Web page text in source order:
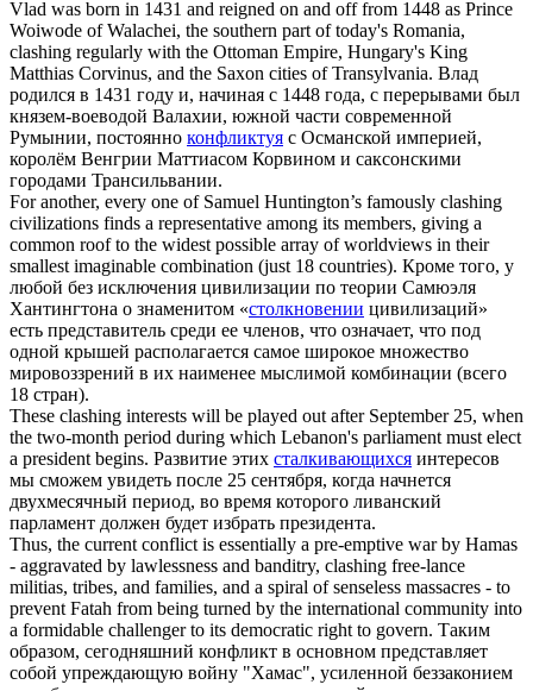
Vlad was born in 1431 and reigned on and off from 1448 as Prince
Woiwode of Walachei, the southern part of today's Romania,
clashing regularly with the Ottoman Empire, Hungary's King
Matthias Corvinus, and the Saxon cities of Transylvania. Влад
родился в 1431 году и, начиная с 1448 года, с перерывами был
князем-воеводой Валахии, южной части современной
Румынии, постоянно конфликтуя с Османской империей,
королём Венгрии Маттиасом Корвином и саксонскими
городами Трансильвании.
For another, every one of Samuel Huntington’s famously clashing
civilizations finds a representative among its members, giving a
common roof to the widest possible array of worldviews in their
smallest imaginable combination (just 18 countries). Кроме того, у
любой без исключения цивилизации по теории Самюэля
Хантингтона о знаменитом «столкновении цивилизаций»
есть представитель среди ее членов, что означает, что под
одной крышей располагается самое широкое множество
мировоззрений в их наименее мыслимой комбинации (всего
18 стран).
These clashing interests will be played out after September 25, when
the two-month period during which Lebanon's parliament must elect
a president begins. Развитие этих сталкивающихся интересов
мы сможем увидеть после 25 сентября, когда начнется
двухмесячный период, во время которого ливанский
парламент должен будет избрать президента.
Thus, the current conflict is essentially a pre-emptive war by Hamas
- aggravated by lawlessness and banditry, clashing free-lance
militias, tribes, and families, and a spiral of senseless massacres - to
prevent Fatah from being turned by the international community into
a formidable challenger to its democratic right to govern. Таким
образом, сегодняшний конфликт в основном представляет
собой упреждающую войну "Хамас", усиленной беззаконием